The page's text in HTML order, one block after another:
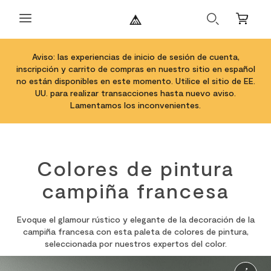
Buscar Carrito
Aviso: las experiencias de inicio de sesión de cuenta,
inscripción y carrito de compras en nuestro sitio en español
no están disponibles en este momento. Utilice el sitio de EE.
UU. para realizar transacciones hasta nuevo aviso.
Lamentamos los inconvenientes.
Colores de pintura
campiña francesa
Evoque el glamour rústico y elegante de la decoración de la
campiña francesa con esta paleta de colores de pintura,
seleccionada por nuestros expertos del color.